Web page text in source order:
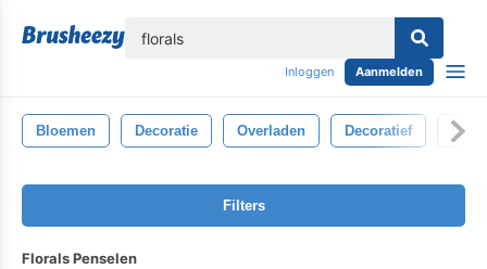
Inloggen Aanmelden
Bloemen Decoratie Overladen Decoratief
Filters
Florals Penselen